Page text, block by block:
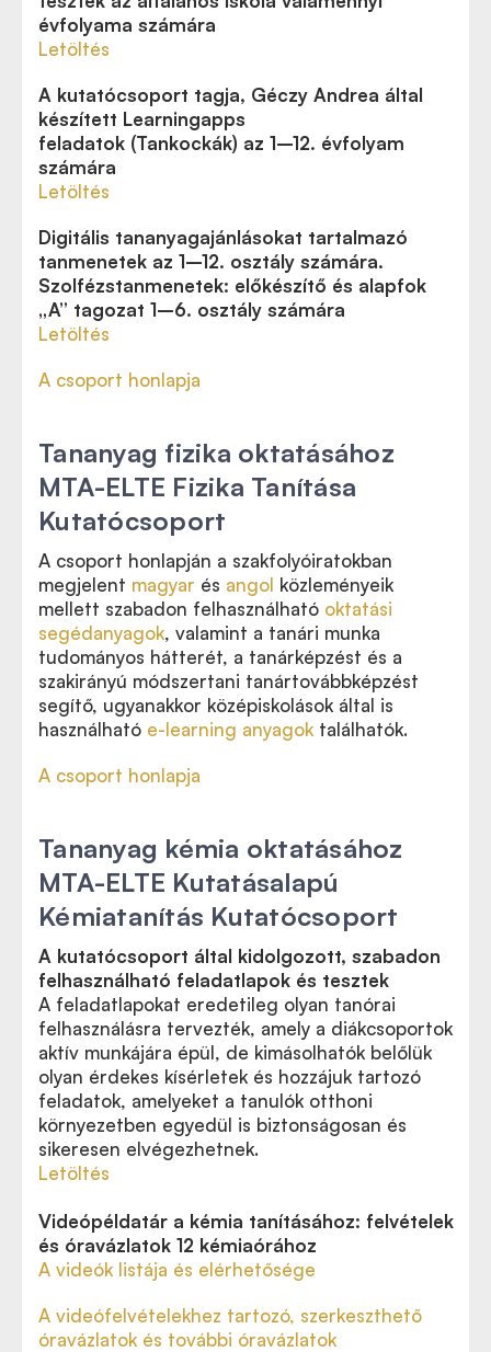
évfolyama számára
Letöltés
A kutatócsoport tagja, Géczy Andrea által
készített Learningapps
feladatok (Tankockák) az 1–12. évfolyam
számára
Letöltés
Digitális tananyagajánlásokat tartalmazó
tanmenetek az 1–12. osztály számára.
Szolfézstanmenetek: előkészítő és alapfok
„A” tagozat 1–6. osztály számára
Letöltés
A csoport honlapja
Tananyag fizika oktatásához
MTA-ELTE Fizika Tanítása
Kutatócsoport
A csoport honlapján a szakfolyóiratokban
megjelent magyar és angol közleményeik
mellett szabadon felhasználható oktatási
segédanyagok, valamint a tanári munka
tudományos hátterét, a tanárképzést és a
szakirányú módszertani tanártovábbképzést
segítő, ugyanakkor középiskolások által is
használható e-learning anyagok találhatók.
A csoport honlapja
Tananyag kémia oktatásához
MTA-ELTE Kutatásalapú
Kémiatanítás Kutatócsoport
A kutatócsoport által kidolgozott, szabadon
felhasználható feladatlapok és tesztek
A feladatlapokat eredetileg olyan tanórai
felhasználásra tervezték, amely a diákcsoportok
aktív munkájára épül, de kimásolhatók belőlük
olyan érdekes kísérletek és hozzájuk tartozó
feladatok, amelyeket a tanulók otthoni
környezetben egyedül is biztonságosan és
sikeresen elvégezhetnek.
Letöltés
Videópéldatár a kémia tanításához: felvételek
és óravázlatok 12 kémiaórához
A videók listája és elérhetősége
A videófelvételekhez tartozó, szerkeszthető
óravázlatok és további óravázlatok